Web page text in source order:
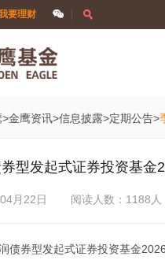
要理财
>金鹰资讯>信息披露>定期公告>
型发起式证券投资基金
月22日 阅读人数：1188人
债券型发起式证券投资基金